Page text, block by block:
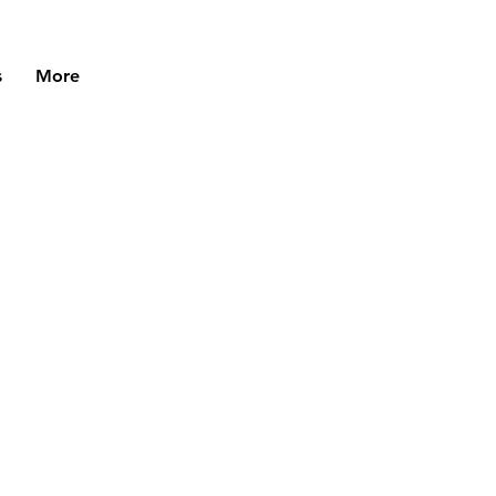
More